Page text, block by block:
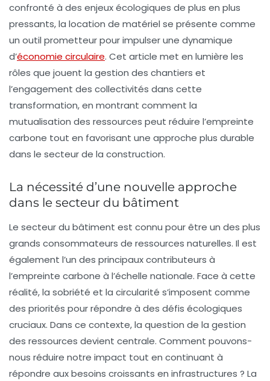
confronté à des enjeux écologiques de plus en plus
pressants, la location de matériel se présente comme
un outil prometteur pour impulser une dynamique
d’économie circulaire. Cet article met en lumière les
rôles que jouent la gestion des chantiers et
l’engagement des collectivités dans cette
transformation, en montrant comment la
mutualisation des ressources peut réduire l’empreinte
carbone tout en favorisant une approche plus durable
dans le secteur de la construction.
La nécessité d’une nouvelle approche
dans le secteur du bâtiment
Le secteur du bâtiment est connu pour être un des plus
grands consommateurs de ressources naturelles. Il est
également l’un des principaux contributeurs à
l’empreinte carbone à l’échelle nationale. Face à cette
réalité, la sobriété et la circularité s’imposent comme
des priorités pour répondre à des défis écologiques
cruciaux. Dans ce contexte, la question de la gestion
des ressources devient centrale. Comment pouvons-
nous réduire notre impact tout en continuant à
répondre aux besoins croissants en infrastructures ? La